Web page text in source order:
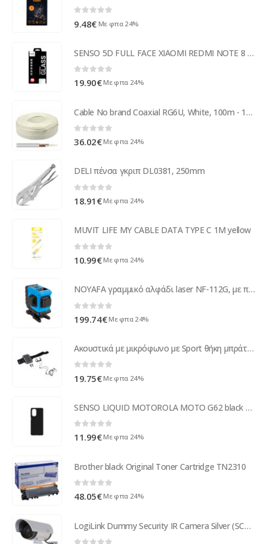
9.48€ Με φπα 24%
SENSO 5D FULL FACE XIAOMI REDMI NOTE 8 black tempered glass
0 out of 5
19.90€ Με φπα 24%
Cable No brand Coaxial RG6U, White, 100m - 18098
0 out of 5
36.02€ Με φπα 24%
DELI πένσα γκριπ DL0381, 250mm
0 out of 5
18.91 € Με φπα 24%
MUVIT LIFE MY CABLE DATA TYPE C 1M yellow
0 out of 5
10.99€ Με φπα 24%
NOYAFA γραμμικό αλφάδι laser NF-112G, με πράσινη δέσμη 12 ακτίνων 3D
199.74€ Με φπα 24%
Ακουστικά με μικρόφωνο με Sport θήκη μπράτσου για Smartphones Μαύρο Platinet
19.75€ Με φπα 24%
SENSO LIQUID MOTOROLA MOTO G62 black backcover
0 out of 5
11.99€ Με φπα 24%
Brother black Original Toner Cartridge TN2310
0out of 5
48.05€ Με φπα 24%
LogiLink Dummy Security IR Camera Silver (SC0204)